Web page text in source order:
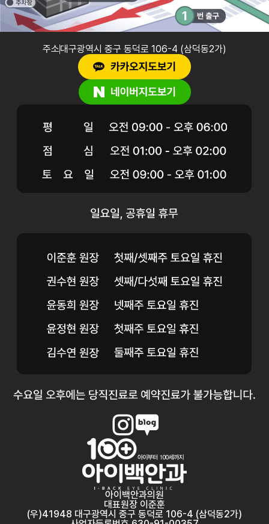
주소대구광역시 중구 동덕로 106-4 (삼덕동2가)
아이백안과의원
대표원장 이준훈
(우)41948 대구광역시 중구 동덕로 106-4 (삼덕동2가)